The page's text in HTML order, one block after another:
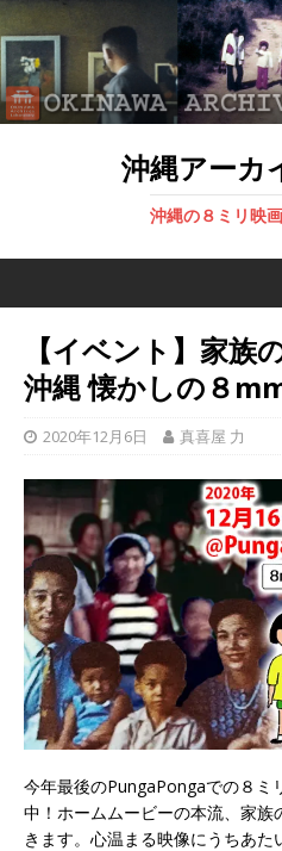
沖縄アーカ
沖縄の８ミリ映
【イベント】家族
沖縄 懐かしの８
2020年12月6日 真喜屋 力
今年最後のPungaPongaでの８ミ
中！ホームムービーの本流、家
きます。心温まる映像にうちあ